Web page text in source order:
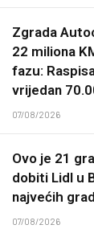
Zgrada
22 miliona
fazu:
vrijedan
07/08/2026
Ovo je 21
dobiti Lidl u
najvećih
07/08/2026